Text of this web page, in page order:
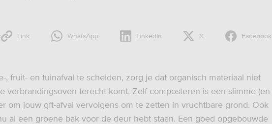
Link WhatsApp LinkedIn X Facebook
, fruit- en tuinafval te scheiden, zorg je dat organisch materiaal niet
verbrandingsoven terecht komt. Zelf composteren is een slimme (en
om jouw gft-afval vervolgens om te zetten in vruchtbare grond. Ook
al een groene bak voor de deur hebt staan. Een goed opgebouwde